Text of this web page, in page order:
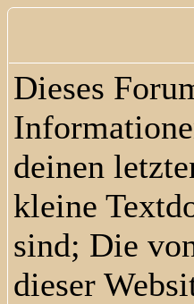
Dieses
deinen
kleine
sind; Die
dieser